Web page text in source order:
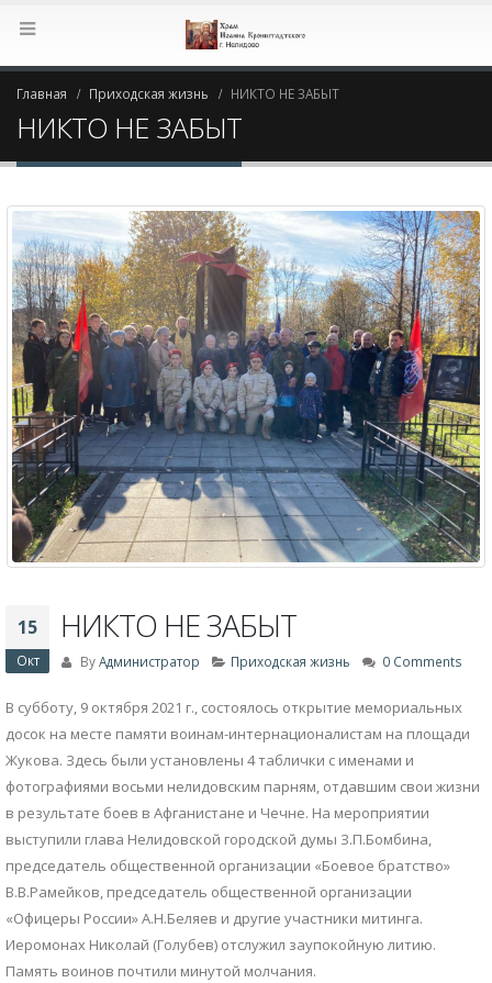
Главная Приходская жизнь НИКТО НЕ ЗАБЫТ
НИКТО НЕ ЗАБЫТ
15
Окт
НИКТО НЕ ЗАБЫТ
ByАдминистратор Приходская жизнь 0 Comments
В субботу, 9 октября 2021 г., состоялось открытие мемориальных
досок на месте памяти воинам-интернационалистам на площади
Жукова. Здесь были установлены 4 таблички с именами и
фотографиями восьми нелидовским парням, отдавшим свои жизни
в результате боев в Афганистане и Чечне. На мероприятии
выступили глава Нелидовской городской думы З.П.Бомбина,
председатель общественной организации «Боевое братство»
В.В.Рамейков, председатель общественной организации
«Офицеры России» А.Н.Беляев и другие участники митинга.
Иеромонах Николай (Голубев) отслужил заупокойную литию.
Память воинов почтили минутой молчания.